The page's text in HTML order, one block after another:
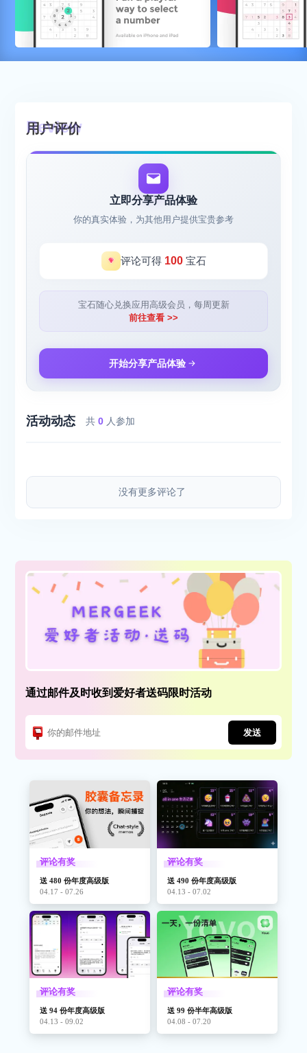
用户评价
立即分享产品体验
你的真实体验，为其他用户提供宝贵参考
评论可得 100宝石
宝石随心兑换应用高级会员，每周更新
前往查看 >>
开始分享产品体验
活动动态 共0 人参加
没有更多评论了
通过邮件及时收到爱好者送码限时活动
发送
评论有奖
送 480 份年度高级版
04.17 - 07.26
评论有奖
送 490 份年度高级版
04.13 - 07.02
评论有奖
送 94 份年度高级版
04.13 - 09.02
评论有奖
送 99 份半年高级版
04.08 - 07.20